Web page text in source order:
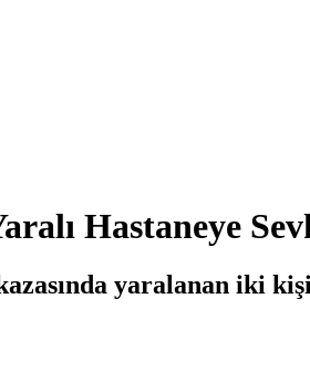
Hastaneye
yaralanan iki